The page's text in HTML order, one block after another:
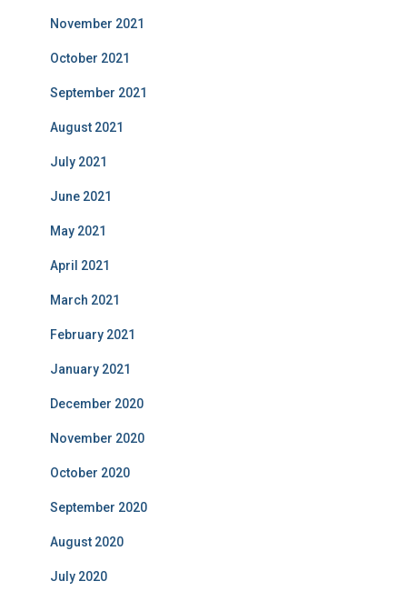
November 2021
October 2021
September 2021
August 2021
July 2021
June 2021
May 2021
April 2021
March 2021
February 2021
January 2021
December 2020
November 2020
October 2020
September 2020
August 2020
July 2020